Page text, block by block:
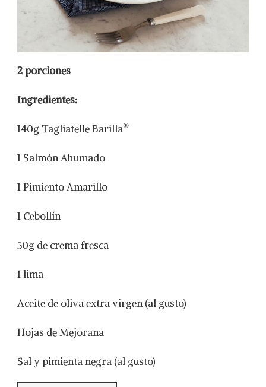
2 porciones
Ingredientes:
140g Tagliatelle Barilla®
1 Salmón Ahumado
1 Pimiento Amarillo
1 Cebollín
50g de crema fresca
1 lima
Aceite de oliva extra virgen (al gusto)
Hojas de Mejorana
Sal y pimienta negra (al gusto)